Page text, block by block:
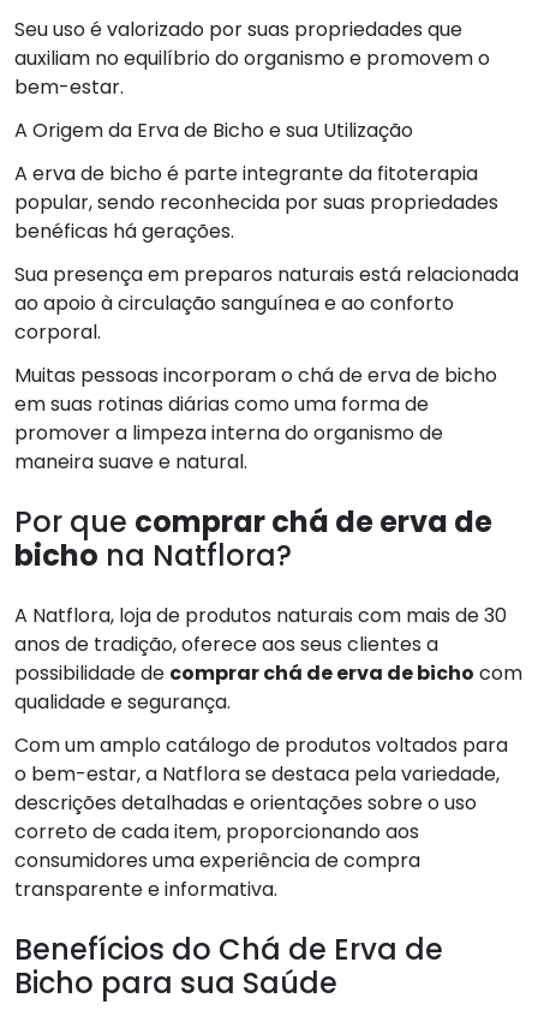
Seu uso é valorizado por suas propriedades que
auxiliam no equilíbrio do organismo e promovem o
bem-estar.
A Origem da Erva de Bicho e sua Utilização
A erva de bicho é parte integrante da fitoterapia
popular, sendo reconhecida por suas propriedades
benéficas há gerações.
Sua presença em preparos naturais está relacionada
ao apoio à circulação sanguínea e ao conforto
corporal.
Muitas pessoas incorporam o chá de erva de bicho
em suas rotinas diárias como uma forma de
promover a limpeza interna do organismo de
maneira suave e natural.
Por que comprar chá de erva de
bicho na Natflora?
A Natflora, loja de produtos naturais com mais de 30
anos de tradição, oferece aos seus clientes a
possibilidade de comprar chá de erva de bicho com
qualidade e segurança.
Com um amplo catálogo de produtos voltados para
o bem-estar, a Natflora se destaca pela variedade,
descrições detalhadas e orientações sobre o uso
correto de cada item, proporcionando aos
consumidores uma experiência de compra
transparente e informativa.
Benefícios do Chá de Erva de
Bicho para sua Saúde